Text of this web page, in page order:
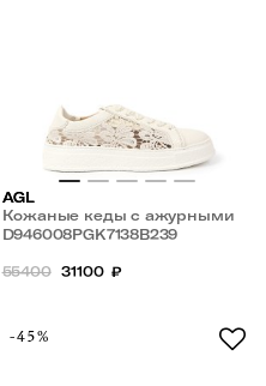
AGL
Кожаные кеды с ажурными
вставками
D946008PGK7138B239
55400 31100 ₽
-45%